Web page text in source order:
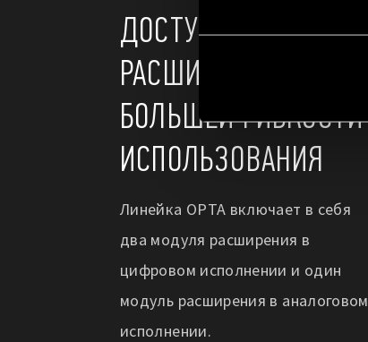
ДОСТУПНЫ
РАСШИРЕНИЯ ДЛЯ
БОЛЬШЕЙ ГИБКОСТИ
ИСПОЛЬЗОВАНИЯ
Линейка OPTA включает в себя
два модуля расширения в
цифровом исполнении и один
модуль расширения в аналоговом
исполнении.